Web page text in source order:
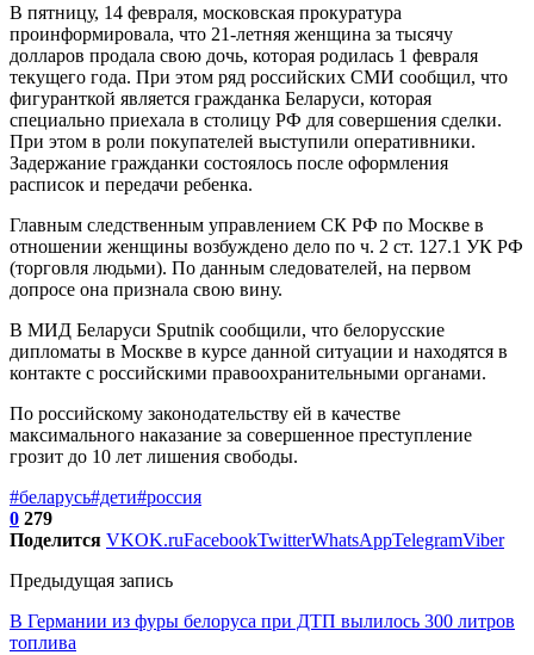
В пятницу, 14 февраля, московская прокуратура
проинформировала, что 21-летняя женщина за тысячу
долларов продала свою дочь, которая родилась 1 февраля
текущего года. При этом ряд российских СМИ сообщил, что
фигуранткой является гражданка Беларуси, которая
специально приехала в столицу РФ для совершения сделки.
При этом в роли покупателей выступили оперативники.
Задержание гражданки состоялось после оформления
расписок и передачи ребенка.
Главным следственным управлением СК РФ по Москве в
отношении женщины возбуждено дело по ч. 2 ст. 127.1 УК РФ
(торговля людьми). По данным следователей, на первом
допросе она признала свою вину.
В МИД Беларуси Sputnik сообщили, что белорусские
дипломаты в Москве в курсе данной ситуации и находятся в
контакте с российскими правоохранительными органами.
По российскому законодательству ей в качестве
максимального наказание за совершенное преступление
грозит до 10 лет лишения свободы.
#беларусь#дети#россия
0 279
Поделится VKOK.ruFacebookTwitterWhatsAppTelegramViber
Предыдущая запись
В Германии из фуры белоруса при ДТП вылилось 300 литров
топлива